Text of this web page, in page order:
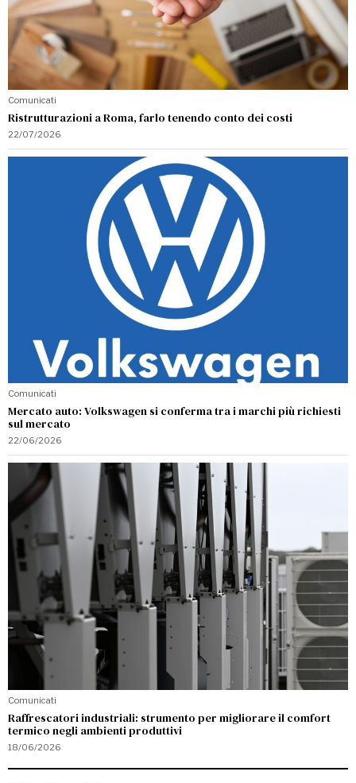
Comunicati
Ristrutturazioni a Roma, farlo tenendo conto dei costi
22/07/2026
Comunicati
Mercato auto: Volkswagen si conferma tra i marchi più richiesti
sul mercato
22/06/2026
Comunicati
Raffrescatori industriali: strumento per migliorare il comfort
termico negli ambienti produttivi
18/06/2026